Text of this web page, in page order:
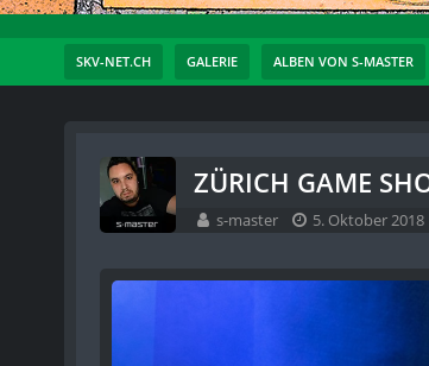
SKV-NET.CH GALERIE ALBEN VON S-MASTER
ZÜRICH GAME
s-master 5. Oktober 2018